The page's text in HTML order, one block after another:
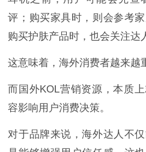
评；购买家具时，则会参考
购买护肤产品时，也会关注达
这意味着，海外消费者越来越
而国外KOL营销资源，本质
容影响用户消费决策。
对于品牌来说，海外达人不